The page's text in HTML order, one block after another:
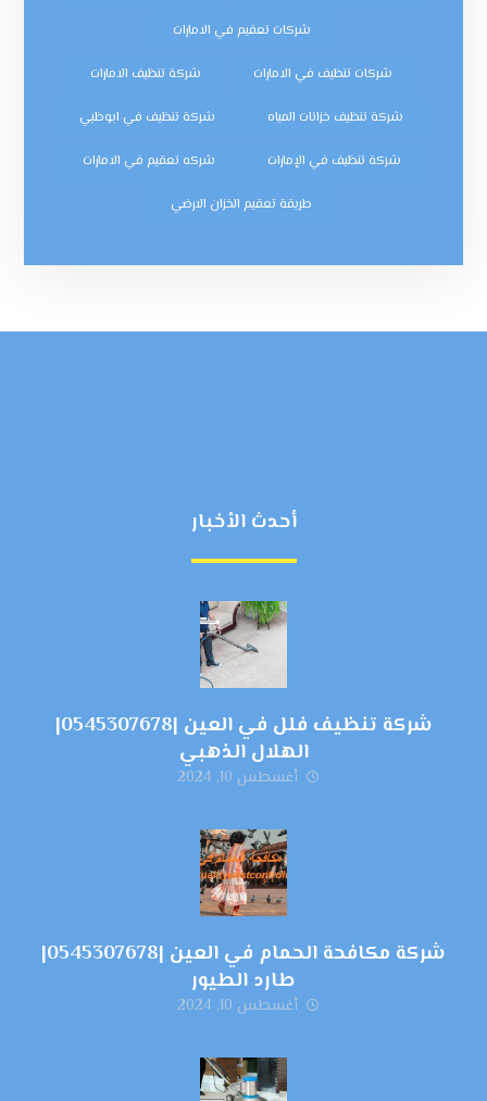
شركات تعقيم في الامارات
شركات تنظيف في الامارات شركة تنظيف الامارات
شركة تنظيف خزانات المياه شركة تنظيف في ابوظبي
شركة تنظيف في الإمارات شركه تعقيم في الامارات
طريقة تعقيم الخزان الارضي
أحدث الأخبار
شركة تنظيف فلل في العين |0545307678|
الهلال الذهبي
أغسطس 10, 2024
شركة مكافحة الحمام في العين |0545307678|
طارد الطيور
أغسطس 10, 2024